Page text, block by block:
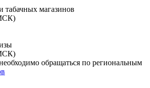
табачных магазинов
обращаться по региональным